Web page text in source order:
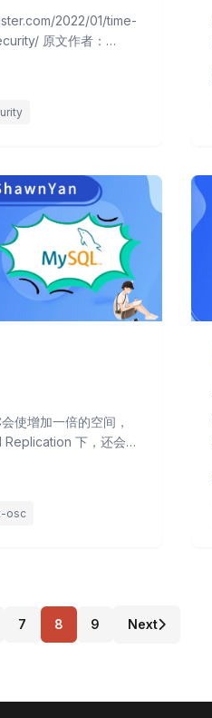
2022/01/time-
原文作者：
并禁用SELinux。虽
们更希望您在2022年使
使增加一倍的空间，
下，还会写
级别，alter语句
osc
7 8 9 Next